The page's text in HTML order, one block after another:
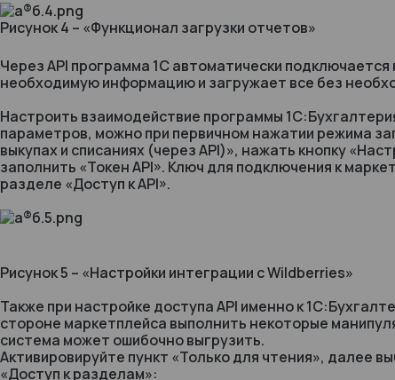
Рисунок 4 – «Функционал загрузки отчетов»
Через API программа 1С автоматически
необходимую информацию и загружает все без
Настроить взаимодействие программы
параметров, можно при первичном нажатии режима
выкупах и списаниях (через API)», нажать кнопку
заполнить «Токен API». Ключ для подключения к
разделе «Доступ к API».
Рисунок 5 – «Настройки интеграции с Wildberries»
Также при настройке доступа API именно к
стороне маркетплейса выполнить некоторые
система может ошибочно выгрузить.
Активировируйте пункт «Только для чтения», далее
«Доступ к разделам»: